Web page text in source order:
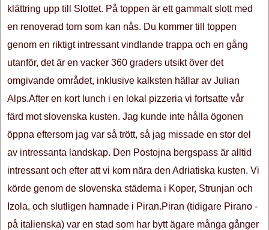
klättring upp till Slottet. På toppen är ett gammalt slott med
en renoverad torn som kan nås. Du kommer till toppen
genom en riktigt intressant vindlande trappa och en gång
utanför, det är en vacker 360 graders utsikt över det
omgivande området, inklusive kalksten hällar av Julian
Alps.After en kort lunch i en lokal pizzeria vi fortsatte vår
färd mot slovenska kusten. Jag kunde inte hålla ögonen
öppna eftersom jag var så trött, så jag missade en stor del
av intressanta landskap. Den Postojna bergspass är alltid
intressant och efter att vi kom nära den Adriatiska kusten. Vi
körde genom de slovenska städerna i Koper, Strunjan och
Izola, och slutligen hamnade i Piran.Piran (tidigare Pirano -
på italienska) var en stad som har bytt ägare många gånger